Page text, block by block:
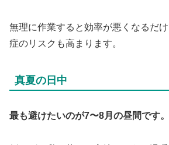
無理に作業すると効率が悪くなるだ
症のリスクも高まります。
真夏の日中
最も避けたいのが7〜8月の昼間です。